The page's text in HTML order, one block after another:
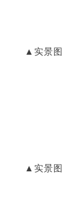
▲实景图
▲实景图